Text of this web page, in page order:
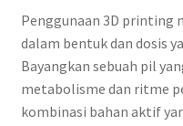
Penggunaan 3D printing
dalam bentuk dan dosis
Bayangkan sebuah pil
metabolisme dan ritme
kombinasi bahan aktif